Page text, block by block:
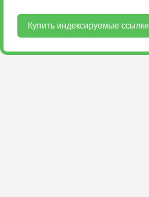
Купить индексируемые ссылки